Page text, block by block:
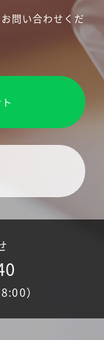
問い合わせくだ
）